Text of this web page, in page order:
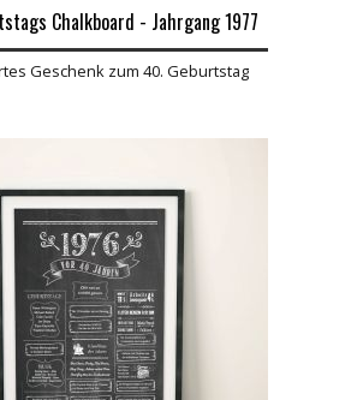
Chalkboard - Jahrgang 1977
Geschenk zum 40. Geburtstag